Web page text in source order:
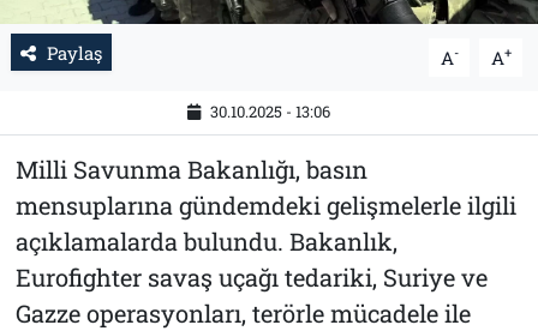
Paylaş A- A+
30.10.2025 - 13:06
Milli Savunma Bakanlığı, basın
mensuplarına gündemdeki gelişmelerle ilgili
açıklamalarda bulundu. Bakanlık,
Eurofighter savaş uçağı tedariki, Suriye ve
Gazze operasyonları, terörle mücadele ile